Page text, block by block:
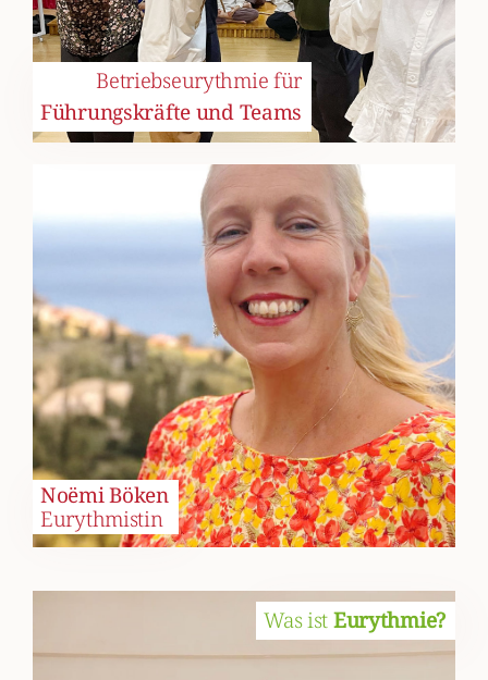
Betriebseurythmie für
Führungskräfte und Teams
Noëmi Böken
Eurythmistin
Was istEurythmie?